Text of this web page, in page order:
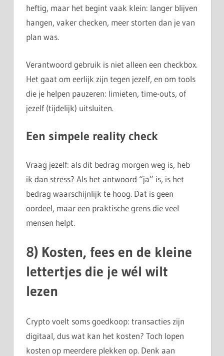
heftig, maar het begint vaak klein: langer blijven
hangen, vaker checken, meer storten dan je van
plan was.
Verantwoord gebruik is niet alleen een checkbox.
Het gaat om eerlijk zijn tegen jezelf, en om tools
die je helpen pauzeren: limieten, time-outs, of
jezelf (tijdelijk) uitsluiten.
Een simpele reality check
Vraag jezelf: als dit bedrag morgen weg is, heb
ik dan stress? Als het antwoord “ja” is, is het
bedrag waarschijnlijk te hoog. Dat is geen
oordeel, maar een praktische grens die veel
mensen helpt.
8) Kosten, fees en de kleine
lettertjes die je wél wilt
lezen
Crypto voelt soms goedkoop: transacties zijn
digitaal, dus wat kan het kosten? Toch lopen
kosten op meerdere plekken op. Denk aan